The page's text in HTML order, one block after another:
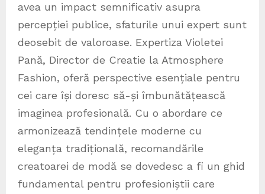
avea un impact semnificativ asupra
percepției publice, sfaturile unui expert sunt
deosebit de valoroase. Expertiza Violetei
Pană, Director de Creatie la Atmosphere
Fashion, oferă perspective esențiale pentru
cei care își doresc să-și îmbunătățească
imaginea profesională. Cu o abordare ce
armonizează tendințele moderne cu
eleganța tradițională, recomandările
creatoarei de modă se dovedesc a fi un ghid
fundamental pentru profesioniștii care